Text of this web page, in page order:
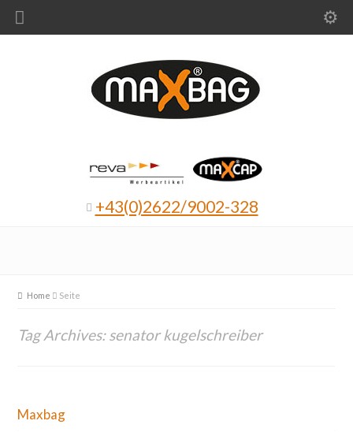
+43(0)2622/9002-328
Home Seite
Tag Archives: senator kugelschreiber
Maxbag